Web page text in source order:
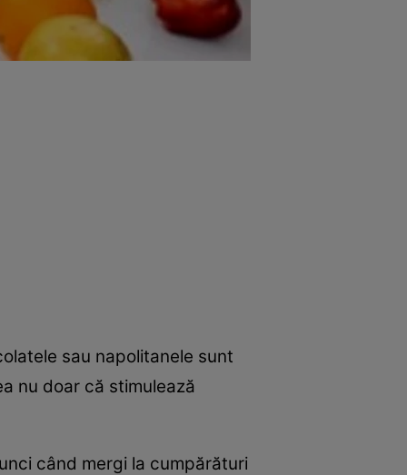
sau napolitanele sunt
nu doar că stimulează
când mergi la cumpărături